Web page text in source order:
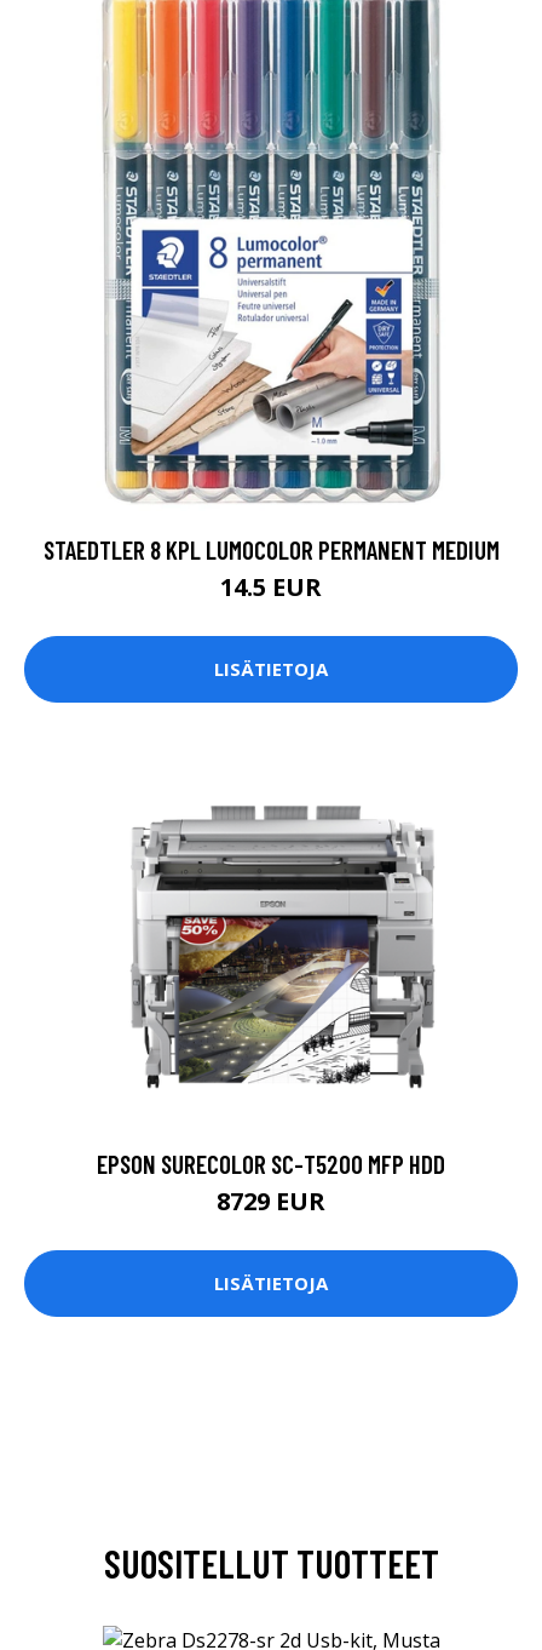
STAEDTLER 8 KPL LUMOCOLOR PERMANENT MEDIUM
14.5 EUR
LISÄTIETOJA
EPSON SURECOLOR SC-T5200 MFP HDD
8729 EUR
LISÄTIETOJA
SUOSITELLUT TUOTTEET